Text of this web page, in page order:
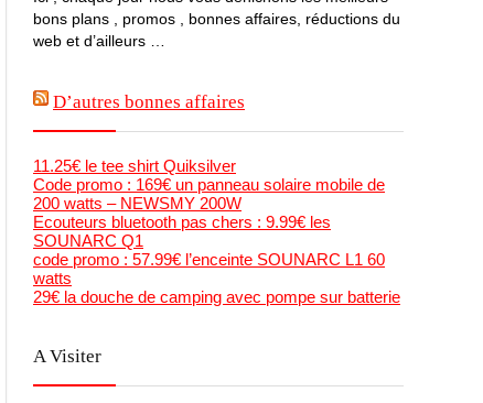
bons plans , promos , bonnes affaires, réductions du
web et d’ailleurs …
D’autres bonnes affaires
11.25€ le tee shirt Quiksilver
Code promo : 169€ un panneau solaire mobile de
200 watts – NEWSMY 200W
Ecouteurs bluetooth pas chers : 9.99€ les
SOUNARC Q1
code promo : 57.99€ l’enceinte SOUNARC L1 60
watts
29€ la douche de camping avec pompe sur batterie
A Visiter